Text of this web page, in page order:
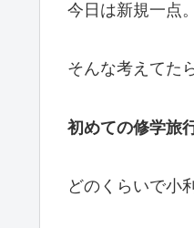
今日は新規一点
そんな考えてた
初めての修学旅
どのくらいで小